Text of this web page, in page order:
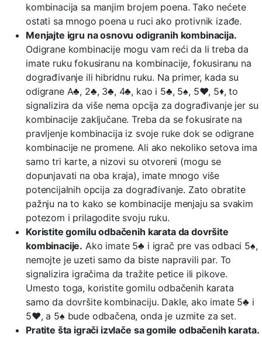
kombinacija sa manjim brojem poena. Tako nećete
ostati sa mnogo poena u ruci ako protivnik izađe.
Menjajte igru na osnovu odigranih kombinacija.
Odigrane kombinacije mogu vam reći da li treba da
imate ruku fokusiranu na kombinacije, fokusiranu na
dograđivanje ili hibridnu ruku. Na primer, kada su
odigrane A♣, 2♣, 3♣, 4♣, kao i 5♣, 5♠, 5♥, 5♦, to
signalizira da više nema opcija za dograđivanje jer su
kombinacije zaključane. Treba da se fokusirate na
pravljenje kombinacija iz svoje ruke dok se odigrane
kombinacije ne promene. Ali ako nekoliko setova ima
samo tri karte, a nizovi su otvoreni (mogu se
dopunjavati na oba kraja), imate mnogo više
potencijalnih opcija za dograđivanje. Zato obratite
pažnju na to kako se kombinacije menjaju sa svakim
potezom i prilagodite svoju ruku.
Koristite gomilu odbačenih karata da dovršite
kombinacije. Ako imate 5♣ i igrač pre vas odbaci 5♠,
nemojte je uzeti samo da biste napravili par. To
signalizira igračima da tražite petice ili pikove.
Umesto toga, koristite gomilu odbačenih karata
samo da dovršite kombinaciju. Dakle, ako imate 5♣ i
5♥, a 5♠ bude odbačena, onda je uzmite za set.
Pratite šta igrači izvlače sa gomile odbačenih karata.